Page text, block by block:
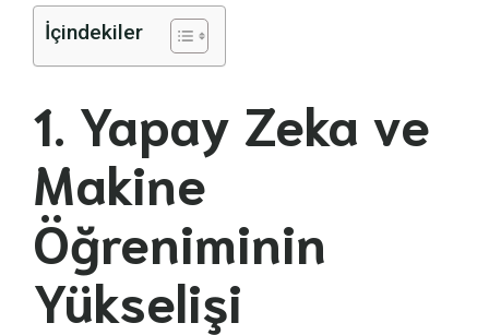
İçindekiler
1. Yapay Zeka ve
Makine
Öğreniminin
Yükselişi